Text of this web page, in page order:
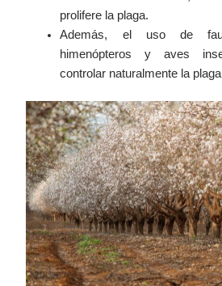
prolifere la plaga.
Además, el uso de
himenópteros y aves
controlar naturalmente la